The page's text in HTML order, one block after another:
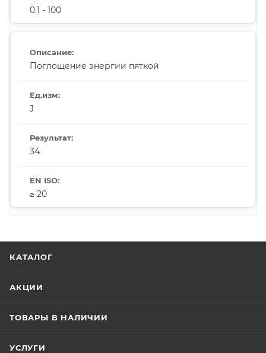
0.1 - 100
Поглощение энергии пяткой
J
34
≥ 20
КАТАЛОГ
АКЦИИ
ТОВАРЫ В НАЛИЧИИ
УСЛУГИ